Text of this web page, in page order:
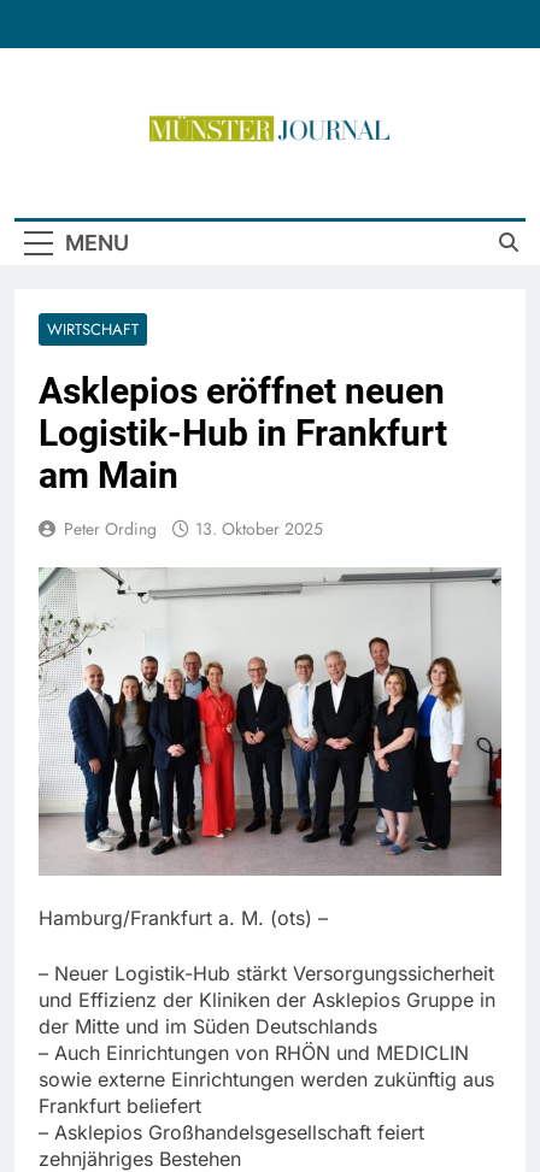
MENU
WIRTSCHAFT
Asklepios eröffnet neuen
Logistik-Hub in Frankfurt
am Main
Peter Ording 13. Oktober 2025
Hamburg/Frankfurt a. M. (ots) –
– Neuer Logistik-Hub stärkt Versorgungssicherheit
und Effizienz der Kliniken der Asklepios Gruppe in
der Mitte und im Süden Deutschlands
– Auch Einrichtungen von RHÖN und MEDICLIN
sowie externe Einrichtungen werden zukünftig aus
Frankfurt beliefert
– Asklepios Großhandelsgesellschaft feiert
zehnjähriges Bestehen